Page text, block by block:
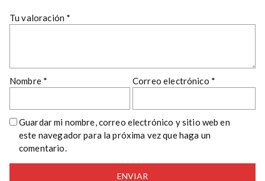
Tu valoración *
Nombre * Correo electrónico *
Guardar mi nombre, correo electrónico y sitio web en
este navegador para la próxima vez que haga un
comentario.